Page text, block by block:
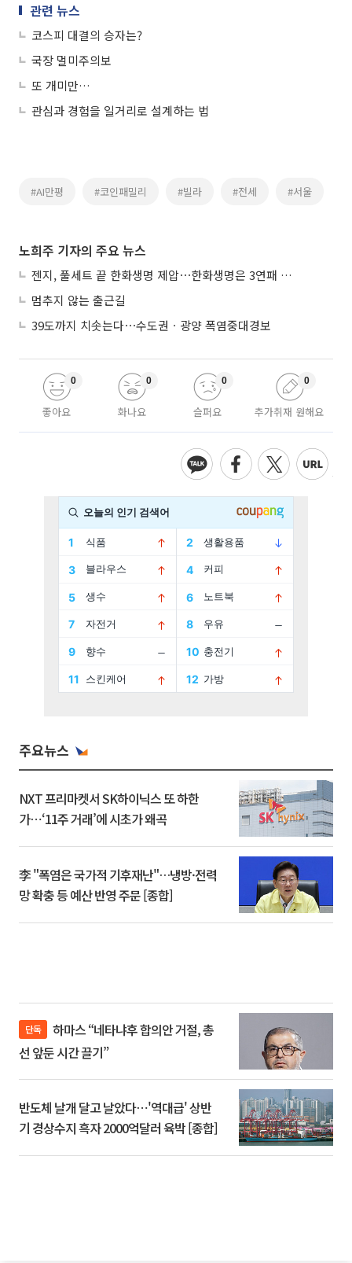
관련 뉴스
코스피 대결의 승자는?
국장 멀미주의보
또 개미만…
관심과 경험을 일거리로 설계하는 법
#AI만평 #코인패밀리 #빌라 #전세 #서울
노희주 기자의 주요 뉴스
젠지, 풀세트 끝 한화생명 제압⋯한화생명은 3연패 수렁
멈추지 않는 출근길
39도까지 치솟는다⋯수도권ㆍ광양 폭염중대경보
좋아요
0
화나요
0
슬퍼요
0
추가취재 원해요
0
주요뉴스
NXT 프리마켓서 SK하이닉스 또 하한
가⋯‘11주 거래’에 시초가 왜곡
李 "폭염은 국가적 기후재난"…냉방·전력
망 확충 등 예산 반영 주문 [종합]
단독
선 앞둔 시간 끌기”
반도체 날개 달고 날았다⋯'역대급' 상반
기 경상수지 흑자 2000억달러 육박 [종합]